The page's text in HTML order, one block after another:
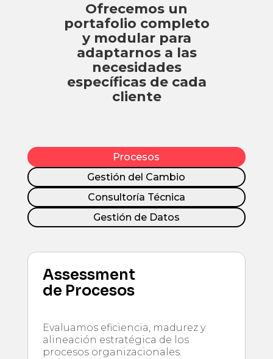
Ofrecemos un
portafolio completo
y modular para
adaptarnos a las
necesidades
específicas de cada
cliente
Procesos
Gestión del Cambio
Consultoría Técnica
Gestión de Datos
Assessment
de Procesos
Evaluamos eficiencia, madurez y
alineación estratégica de los
procesos organizacionales.